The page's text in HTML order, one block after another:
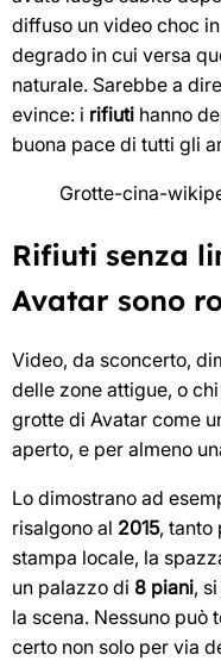
diffuso un video choc
degrado in cui versa
naturale. Sarebbe a
evince: i rifiuti hanno
buona pace di tutti gli
Grotte-cina-
Rifiuti senza
Avatar sono
Video, da sconcerto,
delle zone attigue, o
grotte di Avatar come
aperto, e per almeno
Lo dimostrano ad
risalgono al 2015, tanto
stampa locale, la
un palazzo di 8 piani,
la scena. Nessuno può
certo non solo per via